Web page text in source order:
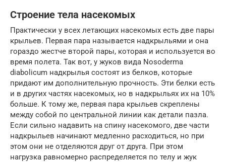
Строение тела насекомых
Практически у всех летающих насекомых есть две пары
крыльев. Первая пара называется надкрыльями и она
гораздо жестче второй пары, которая и используется во
время полета. Так вот, у жуков вида Nosoderma
diabolicum надкрылья состоят из белков, которые
придают им дополнительную прочность. Эти белки есть
и в других частях насекомых, но в надкрыльях их на 10%
больше. К тому же, первая пара крыльев скреплены
между собой по центральной линии как детали пазла.
Если сильно надавить на спину насекомого, две части
надкрыльев начинают медленно расходиться, но при
этом они не отделяются друг от друга. При этом
нагрузка равномерно распределяется по телу и жук